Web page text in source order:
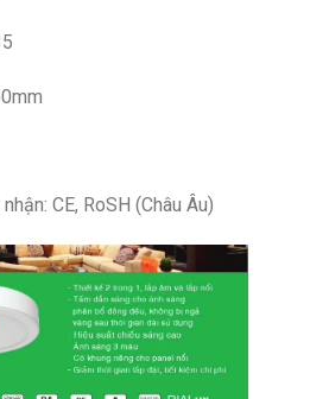
CE, RoSH (Châu Âu)